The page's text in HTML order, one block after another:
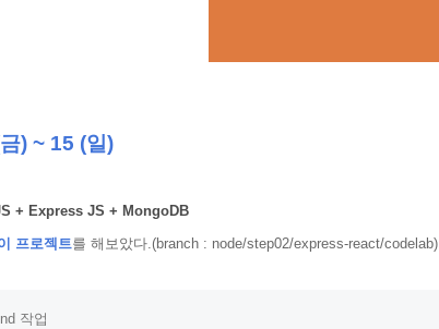
) ~ 15 (일)
+ Express JS + MongoDB
프로젝트를 해보았다.(branch : node/step02/express-react/codelab)
작업